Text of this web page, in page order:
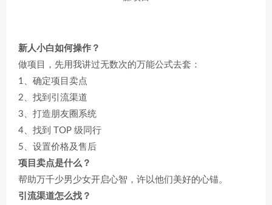
新人小白如何操作？
做项目，先用我讲过无数次的万能公式去套：
1、确定项目卖点
2、找到引流渠道
3、打造朋友圈系统
4、找到 TOP 级同行
5、设置价格及售后
项目卖点是什么？
帮助万千少男少女开启心智，许以他们美好的心锚。
引流渠道怎么找？